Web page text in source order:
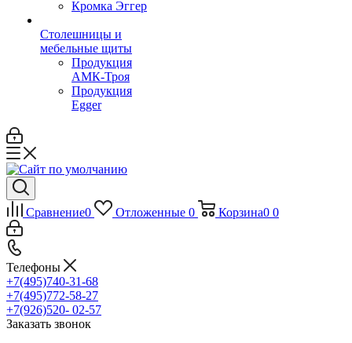
Кромка Эггер
Столешницы и
мебельные щиты
Продукция
АМК-Троя
Продукция
Egger
Сравнение0 Отложенные 0 Корзина0 0
Телефоны
+7(495)740-31-68
+7(495)772-58-27
+7(926)520- 02-57
Заказать звонок